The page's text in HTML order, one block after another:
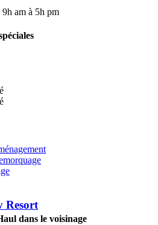
am à 5h pm
Resort
dans le voisinage